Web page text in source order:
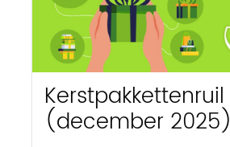
Kerstpakkettenruil
(december 2025)